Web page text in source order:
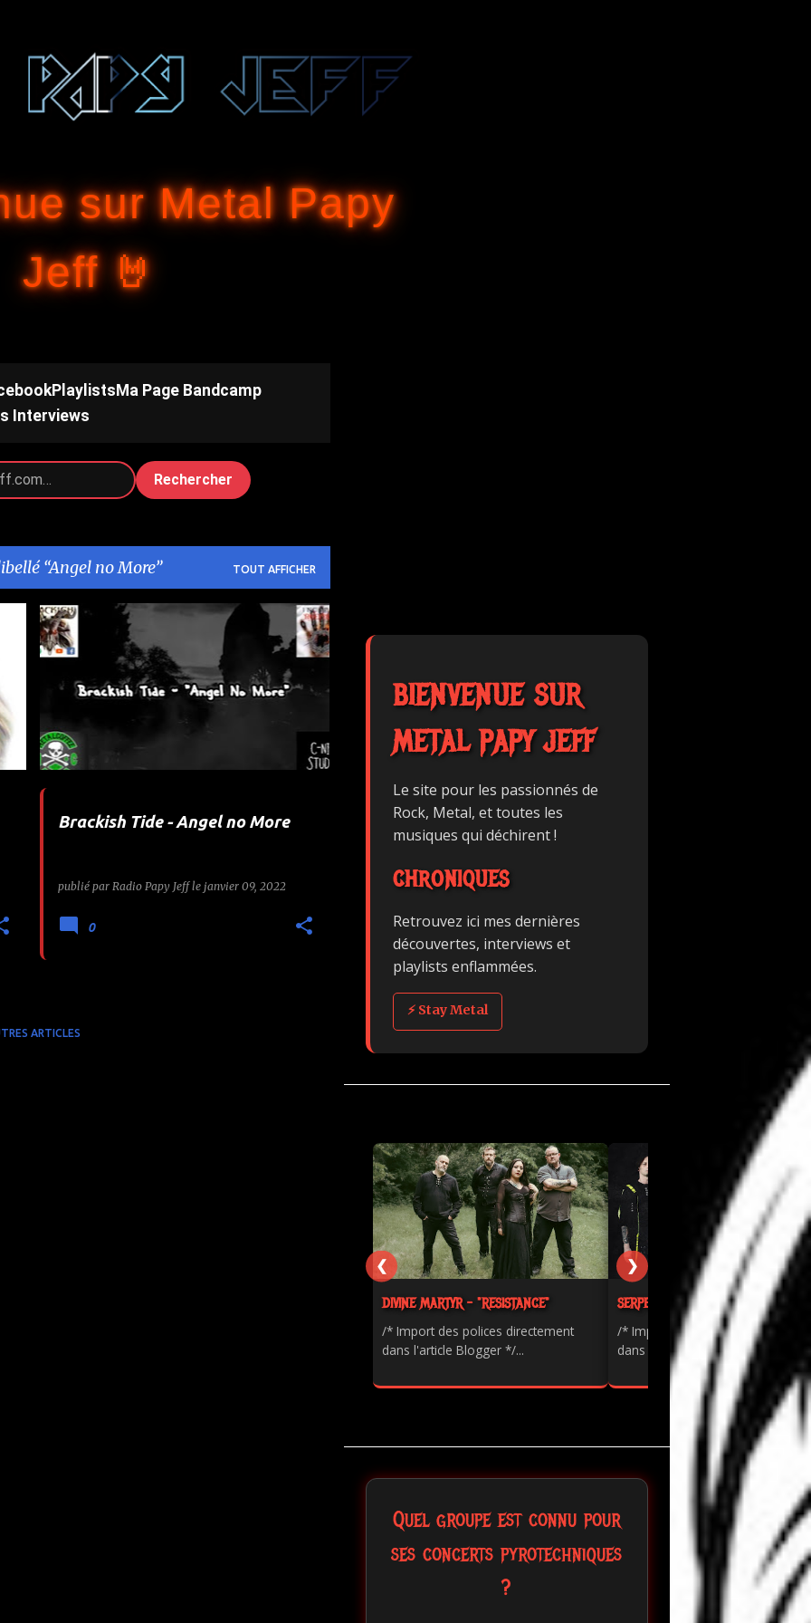
sur Metal Papy
Jeff 🤘
Playlists Ma Page Bandcamp
Interviews
Rechercher
Angel no More TOUT AFFICHER
Brackish Tide - Angel no More
publié par Radio Papy Jeff le janvier 09, 2022
ANGEL NO MORE
0
ARTICLES
BIENVENUE SUR
METAL PAPY JEFF
Le site pour les passionnés de
Rock, Metal, et toutes les
musiques qui déchirent !
CHRONIQUES
Retrouvez ici mes dernières
découvertes, interviews et
playlists enflammées.
⚡ Stay Metal
DIVINE MARTYR - "RESISTANCE"
/* Import des polices directement
dans l'article Blogger */...
SERPENTS - "PAINKILLER"
/* Import des polices directement
dans l'article Blogger */...
❮ ❯
Quel groupe est connu pour
ses concerts pyrotechniques
?